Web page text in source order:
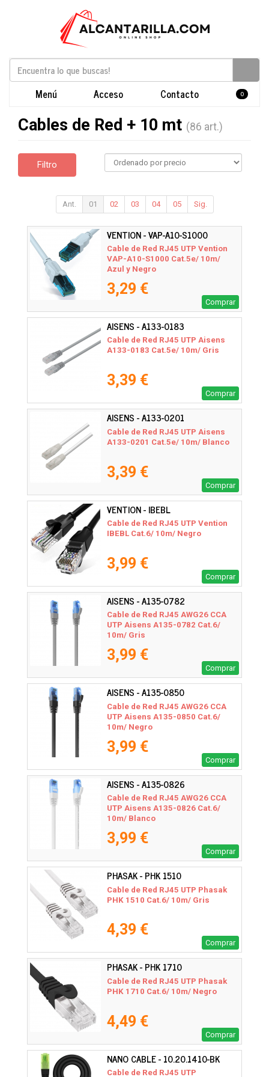
Menú Acceso Contacto 0
Cables de Red + 10 mt (86 art.)
Filtro
Ant. 01 02 03 04 05 Sig.
VENTION - VAP-A10-S1000
Cable de Red RJ45 UTP Vention
VAP-A10-S1000 Cat.5e/ 10m/
Azul y Negro
3,29 €
Comprar
AISENS - A133-0183
Cable de Red RJ45 UTP Aisens
A133-0183 Cat.5e/ 10m/ Gris
3,39 €
Comprar
AISENS - A133-0201
Cable de Red RJ45 UTP Aisens
A133-0201 Cat.5e/ 10m/ Blanco
3,39 €
Comprar
VENTION - IBEBL
Cable de Red RJ45 UTP Vention
IBEBL Cat.6/ 10m/ Negro
3,99 €
Comprar
AISENS - A135-0782
Cable de Red RJ45 AWG26 CCA
UTP Aisens A135-0782 Cat.6/
10m/ Gris
3,99 €
Comprar
AISENS - A135-0850
Cable de Red RJ45 AWG26 CCA
UTP Aisens A135-0850 Cat.6/
10m/ Negro
3,99 €
Comprar
AISENS - A135-0826
Cable de Red RJ45 AWG26 CCA
UTP Aisens A135-0826 Cat.6/
10m/ Blanco
3,99 €
Comprar
PHASAK - PHK 1510
Cable de Red RJ45 UTP Phasak
PHK 1510 Cat.6/ 10m/ Gris
4,39 €
Comprar
PHASAK - PHK 1710
Cable de Red RJ45 UTP Phasak
PHK 1710 Cat.6/ 10m/ Negro
4,49 €
Comprar
NANO CABLE - 10.20.1410-BK
Cable de Red RJ45 UTP